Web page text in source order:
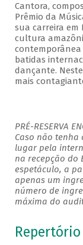
Cantora,
Prêmio da
sua carreira em
cultura
batidas
dançante.
mais
PRÉ-RESERVA
Caso não tenha
lugar pela
na recepção do
espetáculo, a
apenas um
número de
máxima do
Repertório